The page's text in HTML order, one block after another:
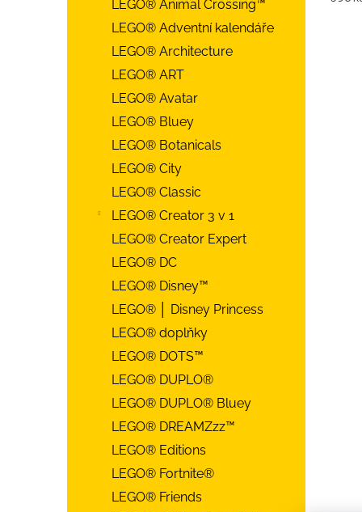
LEGO® Animal Crossing™
LEGO® Adventní kalendáře
LEGO® Architecture
LEGO® ART
LEGO® Avatar
LEGO® Bluey
LEGO® Botanicals
LEGO® City
LEGO® Classic
LEGO® Creator 3 v 1
LEGO® Creator Expert
LEGO® DC
LEGO® Disney™
LEGO® │ Disney Princess
LEGO® doplňky
LEGO® DOTS™
LEGO® DUPLO®
LEGO® DUPLO® Bluey
LEGO® DREAMZzz™
LEGO® Editions
LEGO® Fortnite®
LEGO® Friends